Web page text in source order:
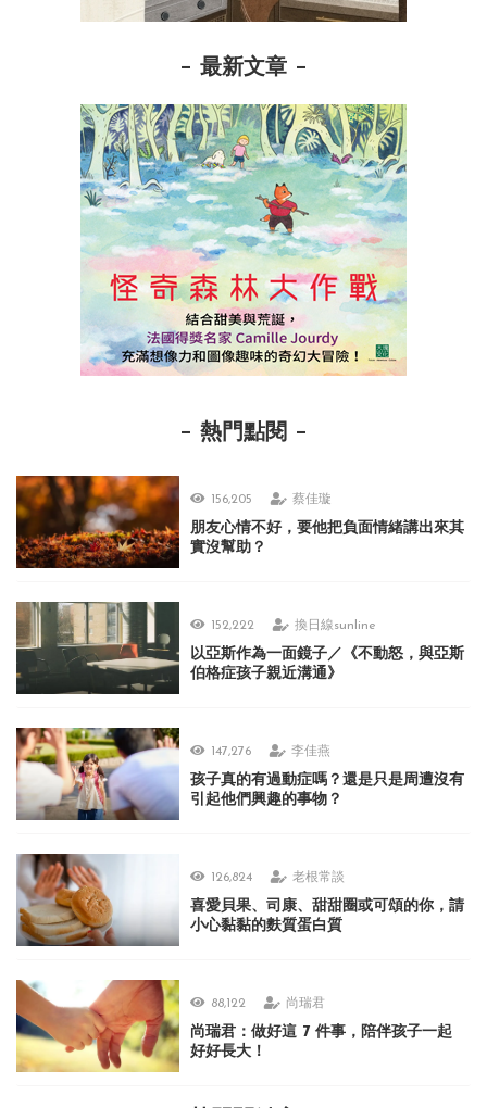
最新文章
熱門點閱
156,205 蔡佳璇
朋友心情不好，要他把負面情緒講出來其
實沒幫助？
152,222 換日線sunline
以亞斯作為一面鏡子／《不動怒，與亞斯
伯格症孩子親近溝通》
147,276 李佳燕
孩子真的有過動症嗎？還是只是周遭沒有
引起他們興趣的事物？
126,824 老根常談
喜愛貝果、司康、甜甜圈或可頌的你，請
小心黏黏的麩質蛋白質
88,122 尚瑞君
尚瑞君：做好這 7 件事，陪伴孩子一起
好好長大！